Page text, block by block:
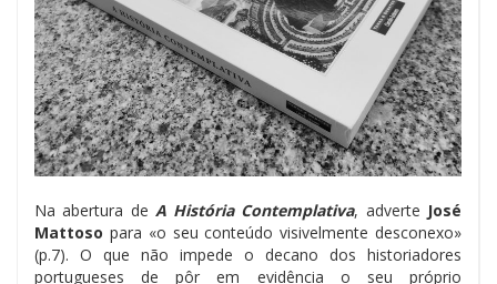
Na abertura de A História Contemplativa, adverte José
Mattoso para «o seu conteúdo visivelmente desconexo»
(p.7). O que não impede o decano dos historiadores
portugueses de pôr em evidência o seu próprio